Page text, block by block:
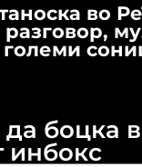
во
боцка
инбокс